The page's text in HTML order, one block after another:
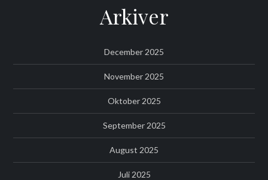
Arkiver
December 2025
November 2025
Oktober 2025
September 2025
August 2025
Juli 2025